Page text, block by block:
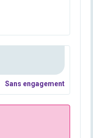
Sans engagement